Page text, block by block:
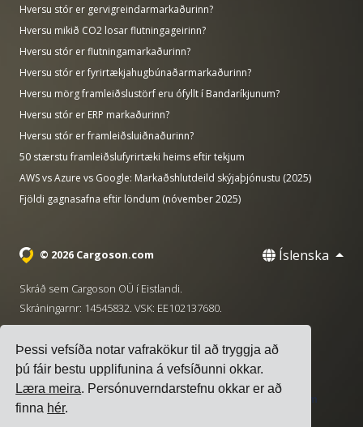
Þessi vefsíða notar vafrakökur til að tryggja að
þú fáir bestu upplifunina á vefsíðunni okkar.
Læra meira. Persónuverndarstefnu okkar er að
finna hér.
Hversu stór er gervigreindarmarkaðurinn?
Hversu mikið CO2 losar flutningageirinn?
Hversu stór er flutningamarkaðurinn?
Hversu stór er fyrirtækjahugbúnaðarmarkaðurinn?
Hversu mörg framleiðslustörf eru ófyllt í Bandaríkjunum?
Hversu stór er ERP markaðurinn?
Hversu stór er framleiðsluiðnaðurinn?
50 stærstu framleiðslufyrirtæki heims eftir tekjum
AWS vs Azure vs Google: Markaðshlutdeild skýjaþjónustu (2025)
Fjöldi gagnasafna eftir löndum (nóvember 2025)
© 2026 Cargoson.com Íslenska
Skráð sem Cargoson OÜ í Eistlandi.
Skráningarnr: 14545832. VSK: EE102137680.
+372 5555 0028
· hello@cargoson.com
Þjónustuskilmálar
Stefna um
vafrakökur